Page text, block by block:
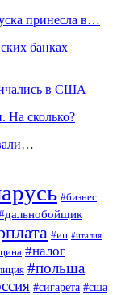
принесла в…
банках
в США
На сколько?
#бизнес
#ип #италия
#налог
#польша
#сигарета #сша